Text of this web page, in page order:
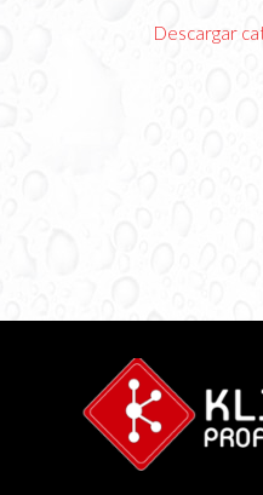
Descargar